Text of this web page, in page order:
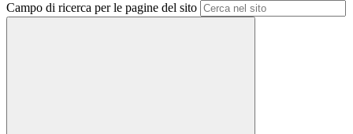
Campo di ricerca per le pagine del sito